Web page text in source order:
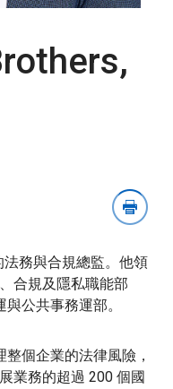
法務與合規總監。他領
合規及隱私職能部
公共事務運部。
個企業的法律風險，
業務的超過 200 個國